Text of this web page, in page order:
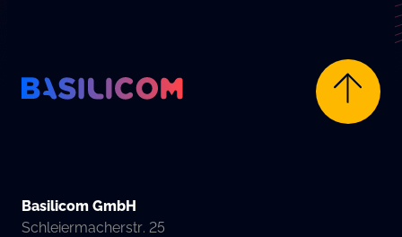
Company Logo von Basilicom GmbH
Basilicom GmbH
Schleiermacherstr. 25